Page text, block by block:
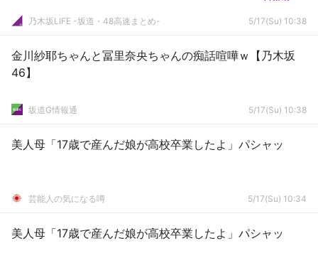
乃木坂LIFE -坂道・48高速まとめ- 5/17(Su) 10:38
金川紗耶ちゃんと冨里奈央ちゃんの痴話喧嘩ｗ【乃木坂
46】
坂道G情報通 5/17(Su) 10:38
美人母「17歳で産んだ娘が高校卒業したよ」パシャッ
芸能人の気になる噂 5/17(Su) 10:34
美人母「17歳で産んだ娘が高校卒業したよ」パシャッ